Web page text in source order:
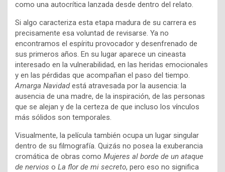
como una autocrítica lanzada desde dentro del relato.
Si algo caracteriza esta etapa madura de su carrera es
precisamente esa voluntad de revisarse. Ya no
encontramos el espíritu provocador y desenfrenado de
sus primeros años. En su lugar aparece un cineasta
interesado en la vulnerabilidad, en las heridas emocionales
y en las pérdidas que acompañan el paso del tiempo.
Amarga Navidadestá atravesada por la ausencia: la
ausencia de una madre, de la inspiración, de las personas
que se alejan y de la certeza de que incluso los vínculos
más sólidos son temporales.
Visualmente, la película también ocupa un lugar singular
dentro de su filmografía. Quizás no posea la exuberancia
cromática de obras como Mujeres al borde de un ataque
de nervios o La flor de mi secreto, pero eso no significa